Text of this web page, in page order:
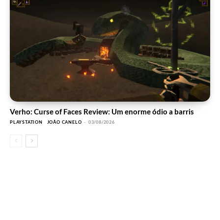
Verho: Curse of Faces Review: Um enorme ódio a barris
PLAYSTATION JOÃO CANELO - 03/08/2026